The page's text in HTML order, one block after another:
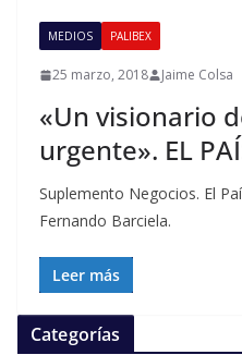
MEDIOS PALIBEX
25 marzo, 2018 Jaime Colsa
«Un visionario
urgente». EL
Suplemento Negocios. El
Fernando Barciela.
Leer más
Categorías